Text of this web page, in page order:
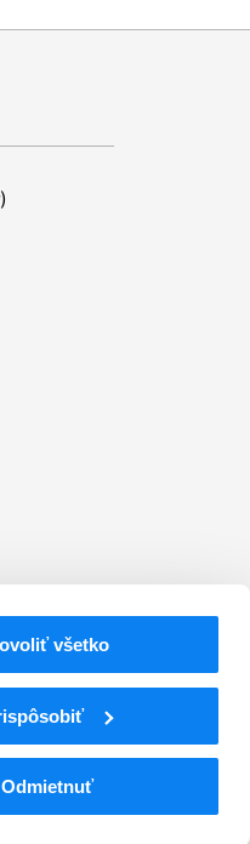
všetko
Odmietnuť